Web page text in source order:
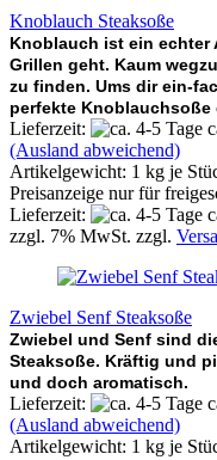
Knoblauch Steaksoße
Knoblauch ist ein echter
Grillen geht. Kaum
zu finden. Ums dir ein-
perfekte Knoblauchsoße
Lieferzeit:
(Ausland abweichend)
Artikelgewicht: 1 kg je
Preisanzeige nur für
Lieferzeit:
zzgl. 7% MwSt. zzgl.
Zwiebel Senf Steaksoße
Zwiebel und Senf sind
Steaksoße. Kräftig und
und doch aromatisch.
Lieferzeit:
(Ausland abweichend)
Artikelgewicht: 1 kg je